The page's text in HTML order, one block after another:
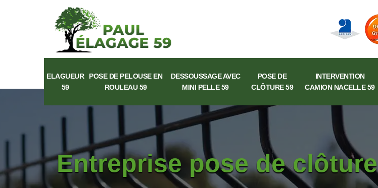
ELAGUEUR
59
POSE DE PELOUSE EN
ROULEAU 59
DESSOUSSAGE AVEC
MINI PELLE 59
POSE DE
CLÔTURE 59
INTERVENTION
CAMION NACELLE 59
Entreprise pose de clôture